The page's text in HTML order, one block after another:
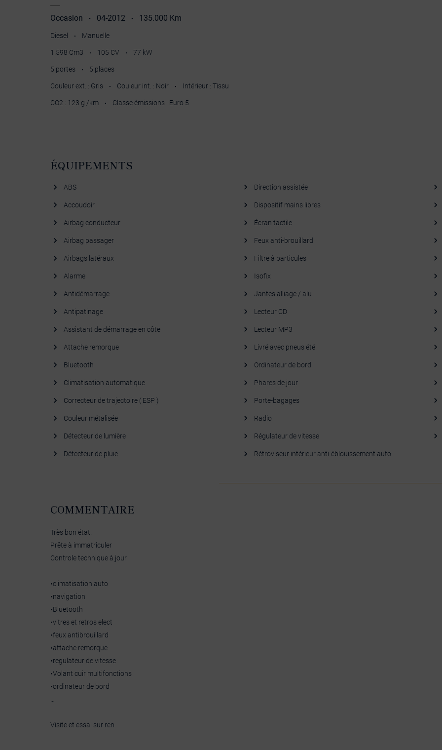
Occasion • 04-2012 • 135.000 Km
Diesel • Manuelle
1.598 Cm3 • 105 CV • 77 kW
5 portes • 5 places
Couleur ext. : Gris • Couleur int. : Noir • Intérieur : Tissu
CO2 : 123 g /km • Classe émissions : Euro 5
ÉQUIPEMENTS
ABS
Accoudoir
Airbag conducteur
Airbag passager
Airbags latéraux
Alarme
Antidémarrage
Antipatinage
Assistant de démarrage en côte
Attache remorque
Bluetooth
Climatisation automatique
Correcteur de trajectoire ( ESP )
Couleur métalisée
Détecteur de lumière
Détecteur de pluie
Direction assistée
Dispositif mains libres
Écran tactile
Feux anti-brouillard
Filtre à particules
Isofix
Jantes alliage / alu
Lecteur CD
Lecteur MP3
Livré avec pneus été
Ordinateur de bord
Phares de jour
Porte-bagages
Radio
Régulateur de vitesse
Rétroviseur intérieur anti-éblouissement auto.
COMMENTAIRE
Très bon état.
Prête à immatriculer
Controle technique à jour
•climatisation auto
•navigation
•Bluetooth
•vitres et retros elect
•feux antibrouillard
•attache remorque
•regulateur de vitesse
•Volant cuir multifonctions
•ordinateur de bord
Visite et essai sur ren